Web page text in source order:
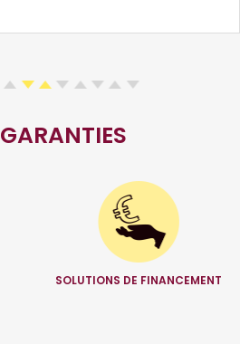
GARANTIES
SOLUTIONS DE FINANCEMENT